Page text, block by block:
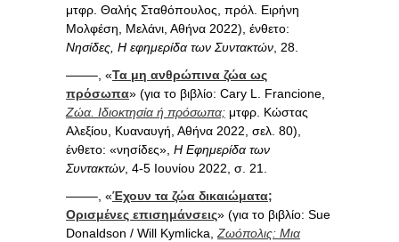
μτφρ. Θαλής Σταθόπουλος, πρόλ. Ειρήνη
Μολφέση, Μελάνι, Αθήνα 2022), ένθετο:
Νησίδες, Η εφημερίδα των Συντακτών, 28.
——–, «Τα μη ανθρώπινα ζώα ως
πρόσωπα» (για το βιβλίο: Cary L. Francione,
Ζώα. Ιδιοκτησία ή πρόσωπα; μτφρ. Κώστας
Αλεξίου, Κυαναυγή, Αθήνα 2022, σελ. 80),
ένθετο: «νησίδες», Η Εφημερίδα των
Συντακτών, 4-5 Ιουνίου 2022, σ. 21.
——–, «Έχουν τα ζώα δικαιώματα;
Ορισμένες επισημάνσεις» (για το βιβλίο: Sue
Donaldson / Will Kymlicka,Ζωόπολις: Μια